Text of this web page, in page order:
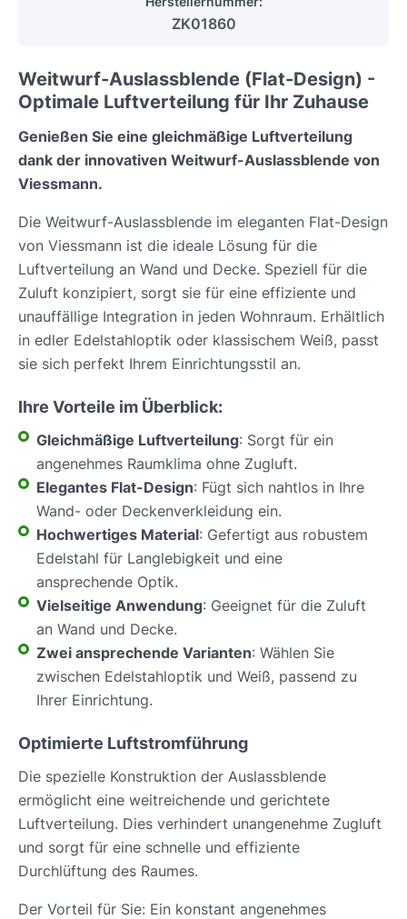
ZK01860
Weitwurf-Auslassblende (Flat-Design) -
Optimale Luftverteilung für Ihr Zuhause
Genießen Sie eine gleichmäßige Luftverteilung
dank der innovativen Weitwurf-Auslassblende von
Viessmann.
Die Weitwurf-Auslassblende im eleganten Flat-Design
von Viessmann ist die ideale Lösung für die
Luftverteilung an Wand und Decke. Speziell für die
Zuluft konzipiert, sorgt sie für eine effiziente und
unauffällige Integration in jeden Wohnraum. Erhältlich
in edler Edelstahloptik oder klassischem Weiß, passt
sie sich perfekt Ihrem Einrichtungsstil an.
Ihre Vorteile im Überblick:
Gleichmäßige Luftverteilung: Sorgt für ein
angenehmes Raumklima ohne Zugluft.
Elegantes Flat-Design: Fügt sich nahtlos in Ihre
Wand- oder Deckenverkleidung ein.
Hochwertiges Material: Gefertigt aus robustem
Edelstahl für Langlebigkeit und eine
ansprechende Optik.
Vielseitige Anwendung: Geeignet für die Zuluft
an Wand und Decke.
Zwei ansprechende Varianten: Wählen Sie
zwischen Edelstahloptik und Weiß, passend zu
Ihrer Einrichtung.
Optimierte Luftstromführung
Die spezielle Konstruktion der Auslassblende
ermöglicht eine weitreichende und gerichtete
Luftverteilung. Dies verhindert unangenehme Zugluft
und sorgt für eine schnelle und effiziente
Durchlüftung des Raumes.
Der Vorteil für Sie: Ein konstant angenehmes